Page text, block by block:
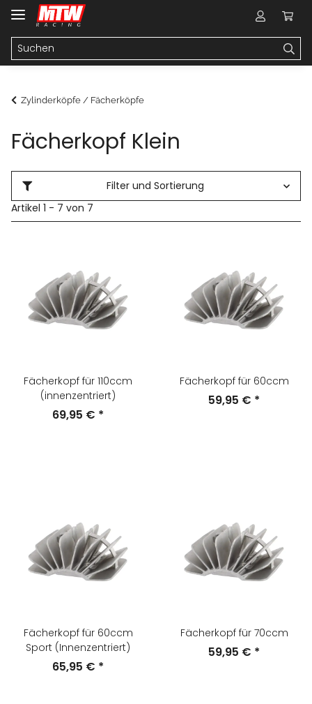
Zylinderköpfe / Fächerköpfe
Fächerkopf Klein
Filter und Sortierung
Artikel 1 - 7 von 7
Fächerkopf für 110ccm
(innenzentriert)
69,95 € *
Fächerkopf für 60ccm
59,95 € *
Fächerkopf für 60ccm
Sport (Innenzentriert)
65,95 € *
Fächerkopf für 70ccm
59,95 € *